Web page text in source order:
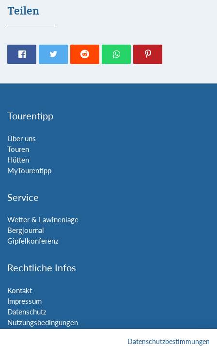
Teilen
Tourentipp
Über uns
Touren
Hütten
MyTourentipp
Service
Wetter & Lawinenlage
Bergjournal
Gipfelkonferenz
Rechtliche Infos
Kontakt
Impressum
Datenschutz
Nutzungsbedingungen
Datenschutzbestimmungen